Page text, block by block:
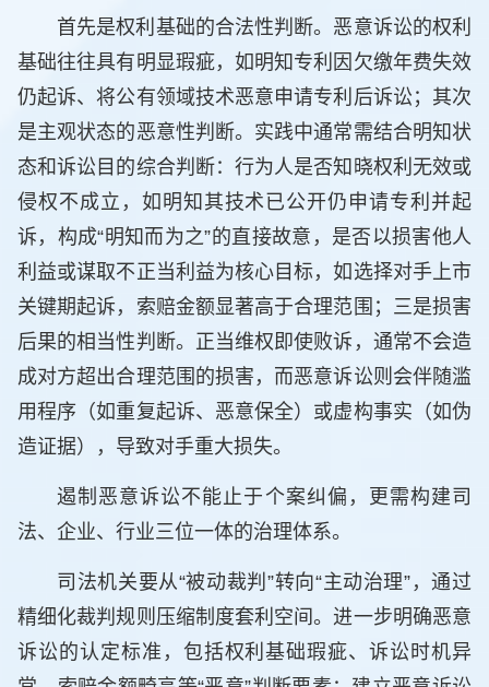
首先是权利基础的合法性判断。恶意诉讼的权利
基础往往具有明显瑕疵，如明知专利因欠缴年费失效
仍起诉、将公有领域技术恶意申请专利后诉讼；其次
是主观状态的恶意性判断。实践中通常需结合明知状
态和诉讼目的综合判断：行为人是否知晓权利无效或
侵权不成立，如明知其技术已公开仍申请专利并起
诉，构成“明知而为之”的直接故意，是否以损害他人
利益或谋取不正当利益为核心目标，如选择对手上市
关键期起诉，索赔金额显著高于合理范围；三是损害
后果的相当性判断。正当维权即使败诉，通常不会造
成对方超出合理范围的损害，而恶意诉讼则会伴随滥
用程序（如重复起诉、恶意保全）或虚构事实（如伪
造证据），导致对手重大损失。
遏制恶意诉讼不能止于个案纠偏，更需构建司
法、企业、行业三位一体的治理体系。
司法机关要从“被动裁判”转向“主动治理”，通过
精细化裁判规则压缩制度套利空间。进一步明确恶意
诉讼的认定标准，包括权利基础瑕疵、诉讼时机异